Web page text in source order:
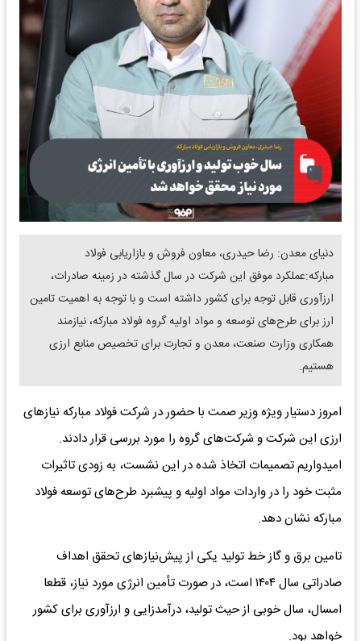
دنیای معدن: رضا حیدری، معاون فروش و بازاریابی فولاد
مبارکه:عملکرد موفق این شرکت در سال گذشته در زمینه صادرات،
ارزآوری قابل توجه برای کشور داشته است و با توجه به اهمیت تامین
ارز برای طرح‌های توسعه و مواد اولیه گروه فولاد مبارکه، نیازمند
همکاری وزارت صنعت، معدن و تجارت برای تخصیص منابع ارزی
هستیم.
امروز دستیار ویژه وزیر صمت با حضور در شرکت فولاد مبارکه نیازهای
ارزی این شرکت و شرکت‌های گروه را مورد بررسی قرار دادند.
امیدواریم تصمیمات اتخاذ شده در این نشست، به زودی تاثیرات
مثبت خود را در واردات مواد اولیه و پیشبرد طرح‌های توسعه فولاد
مبارکه نشان دهد.
تامین برق و گاز خط تولید یکی از پیش‌نیازهای تحقق اهداف
صادراتی سال ۱۴۰۴ است، در صورت تأمین انرژی مورد نیاز، قطعا
امسال، سال خوبی از حیث تولید، درآمدزایی و ارزآوری برای کشور
خواهد بود.